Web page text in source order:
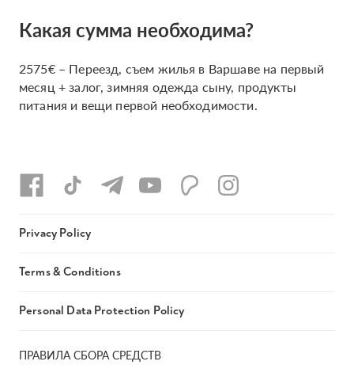
Какая сумма необходима?
2575€ – Переезд, съем жилья в Варшаве на первый
месяц + залог, зимняя одежда сыну, продукты
питания и вещи первой необходимости.
ПРАВИЛА СБОРА СРЕДСТВ
Privacy Policy
Terms & Conditions
Personal Data Protection Policy